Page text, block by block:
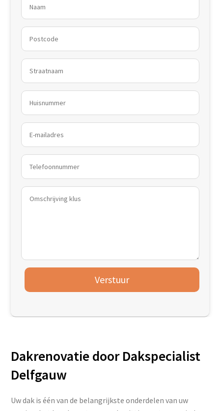
Verstuur
Dakrenovatie door Dakspecialist
Delfgauw
Uw dak is één van de belangrijkste onderdelen van uw